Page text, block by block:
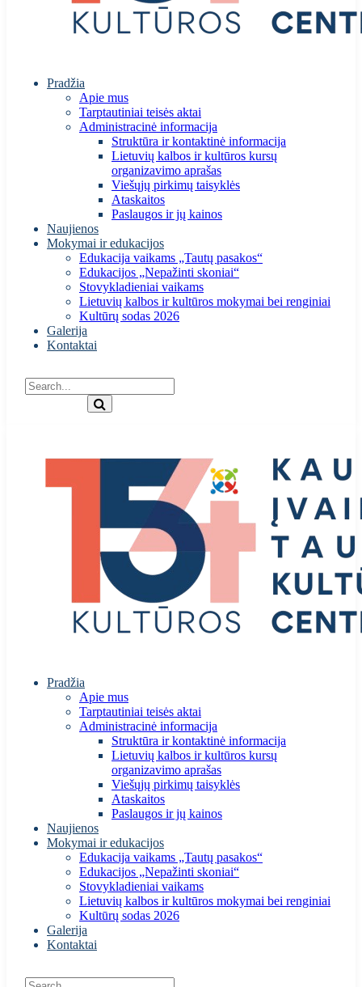
Pradžia
Apie mus
Tarptautiniai teisės aktai
Administracinė informacija
Struktūra ir kontaktinė informacija
Lietuvių kalbos ir kultūros kursų
organizavimo aprašas
Viešųjų pirkimų taisyklės
Ataskaitos
Paslaugos ir jų kainos
Naujienos
Mokymai ir edukacijos
Edukacija vaikams „Tautų pasakos“
Edukacijos „Nepažinti skoniai“
Stovykladieniai vaikams
Lietuvių kalbos ir kultūros mokymai bei renginiai
Kultūrų sodas 2026
Galerija
Kontaktai
Pradžia
Apie mus
Tarptautiniai teisės aktai
Administracinė informacija
Struktūra ir kontaktinė informacija
Lietuvių kalbos ir kultūros kursų
organizavimo aprašas
Viešųjų pirkimų taisyklės
Ataskaitos
Paslaugos ir jų kainos
Naujienos
Mokymai ir edukacijos
Edukacija vaikams „Tautų pasakos“
Edukacijos „Nepažinti skoniai“
Stovykladieniai vaikams
Lietuvių kalbos ir kultūros mokymai bei renginiai
Kultūrų sodas 2026
Galerija
Kontaktai